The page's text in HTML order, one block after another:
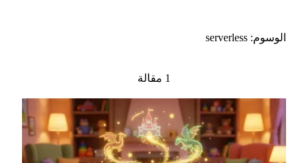
الوسوم: serverless
1 مقالة